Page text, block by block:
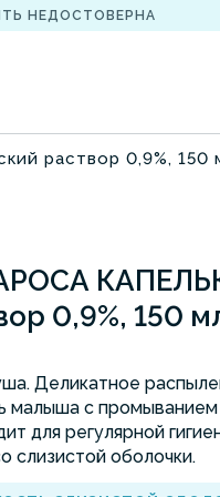
НЕДОСТОВЕРНА
раствор 0,9%, 150
0,9%, 150
Деликатное
малыша с промыванием
для регулярной
слизистой оболочки.